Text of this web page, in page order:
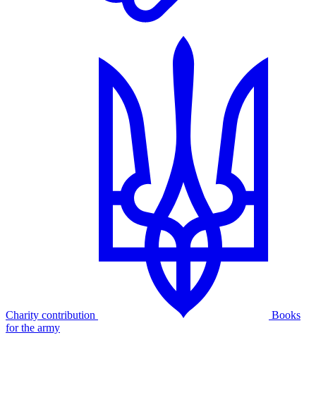
Charity contribution
Books
for the army